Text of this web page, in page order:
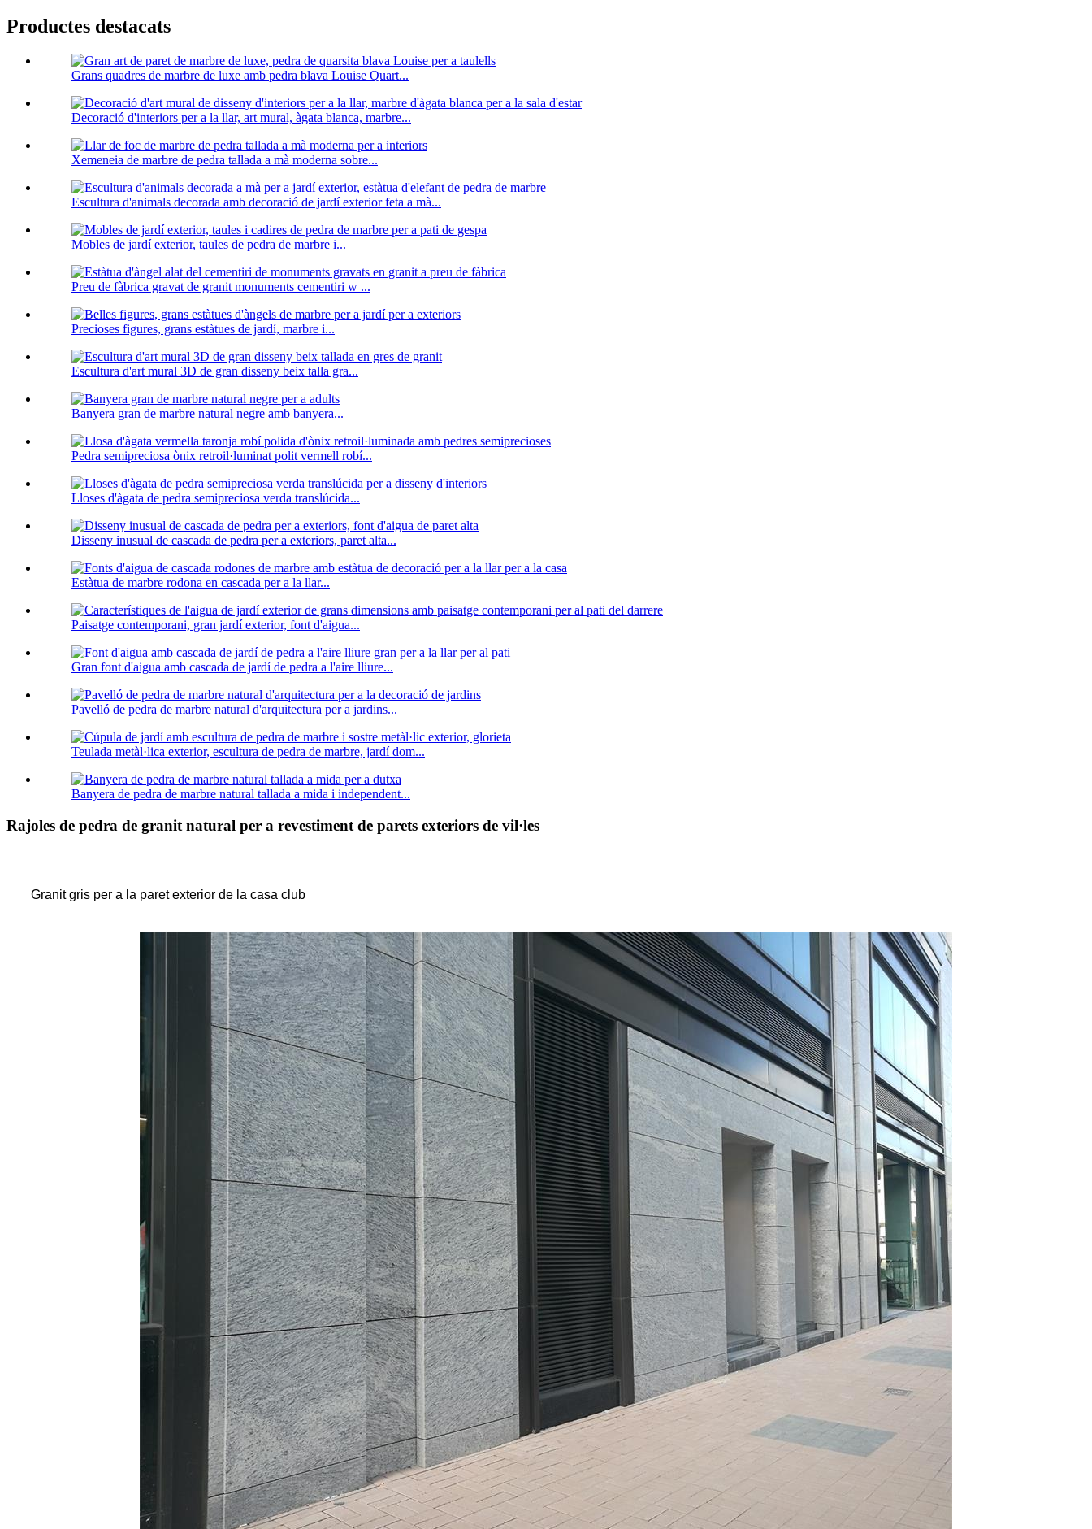
Productes destacats
Grans quadres de marbre de luxe amb pedra blava Louise Quart...
Decoració d'interiors per a la llar, art mural, àgata blanca, marbre...
Xemeneia de marbre de pedra tallada a mà moderna sobre...
Escultura d'animals decorada amb decoració de jardí exterior feta a mà...
Mobles de jardí exterior, taules de pedra de marbre i...
Preu de fàbrica gravat de granit monuments cementiri w ...
Precioses figures, grans estàtues de jardí, marbre i...
Escultura d'art mural 3D de gran disseny beix talla gra...
Banyera gran de marbre natural negre amb banyera...
Pedra semipreciosa ònix retroil·luminat polit vermell robí...
Lloses d'àgata de pedra semipreciosa verda translúcida...
Disseny inusual de cascada de pedra per a exteriors, paret alta...
Estàtua de marbre rodona en cascada per a la llar...
Paisatge contemporani, gran jardí exterior, font d'aigua...
Gran font d'aigua amb cascada de jardí de pedra a l'aire lliure...
Pavelló de pedra de marbre natural d'arquitectura per a jardins...
Teulada metàl·lica exterior, escultura de pedra de marbre, jardí dom...
Banyera de pedra de marbre natural tallada a mida i independent...
Rajoles de pedra de granit natural per a revestiment de parets exteriors de vil·les
Granit gris per a la paret exterior de la casa club